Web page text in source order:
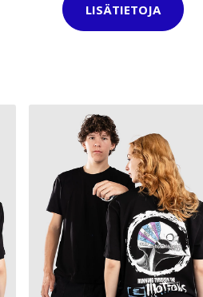
LISÄTIETOJA